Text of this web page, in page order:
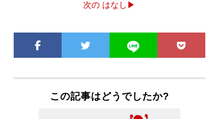
次の はなし▶
この記事はどうでしたか?